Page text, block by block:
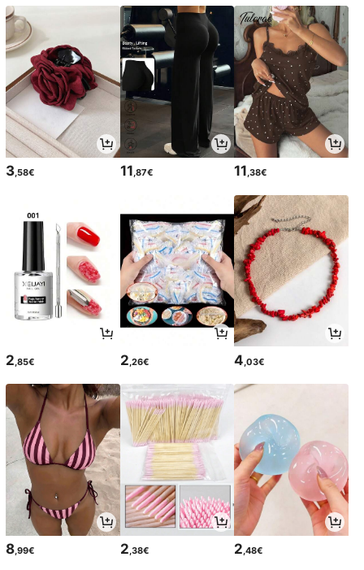
3,58€ 11,87€ 11,38€
2 ,85€ 2 ,26€ 4 ,03€
8,99€ 2,38€ 2,48€